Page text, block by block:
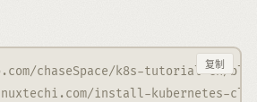
chaseSpace/k8s-tutorial-cn/blob/main/
install-kubernetes-
复制